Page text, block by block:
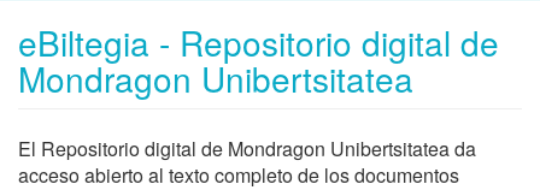
eBiltegia - Repositorio digital de
Mondragon Unibertsitatea
El Repositorio digital de Mondragon Unibertsitatea da
acceso abierto al texto completo de los documentos